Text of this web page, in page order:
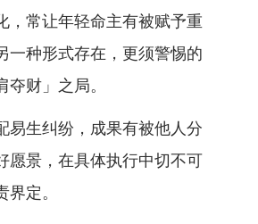
，常让年轻命主有被赋予重
一种形式存在，更须警惕的
财」之局。
易生纠纷，成果有被他人分
愿景，在具体执行中切不可
定。